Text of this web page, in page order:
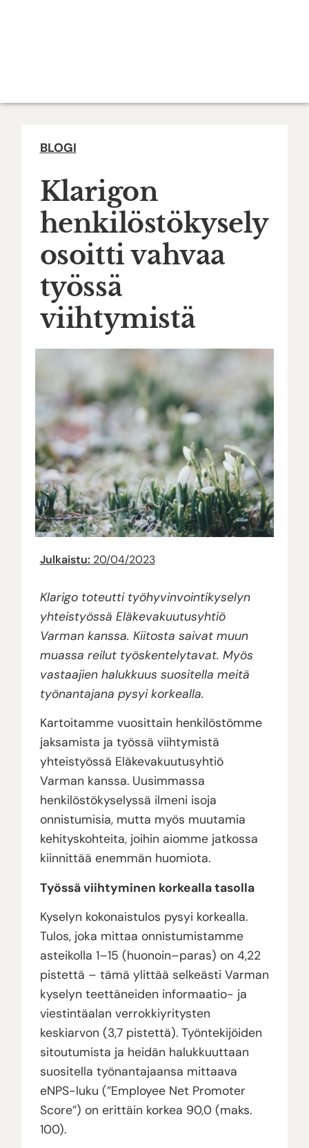
BLOGI
Klarigon
henkilöstökysely
osoitti vahvaa
työssä
viihtymistä
Julkaistu: 20/04/2023
Klarigo toteutti työhyvinvointikyselyn
yhteistyössä Eläkevakuutusyhtiö
Varman kanssa. Kiitosta saivat muun
muassa reilut työskentelytavat. Myös
vastaajien halukkuus suositella meitä
työnantajana pysyi korkealla.
Kartoitamme vuosittain henkilöstömme
jaksamista ja työssä viihtymistä
yhteistyössä Eläkevakuutusyhtiö
Varman kanssa. Uusimmassa
henkilöstökyselyssä ilmeni isoja
onnistumisia, mutta myös muutamia
kehityskohteita, joihin aiomme jatkossa
kiinnittää enemmän huomiota.
Työssä viihtyminen korkealla tasolla
Kyselyn kokonaistulos pysyi korkealla.
Tulos, joka mittaa onnistumistamme
asteikolla 1–15 (huonoin–paras) on 4,22
pistettä – tämä ylittää selkeästi Varman
kyselyn teettäneiden informaatio- ja
viestintäalan verrokkiyritysten
keskiarvon (3,7 pistettä). Työntekijöiden
sitoutumista ja heidän halukkuuttaan
suositella työnantajaansa mittaava
eNPS-luku (”Employee Net Promoter
Score”) on erittäin korkea 90,0 (maks.
100).